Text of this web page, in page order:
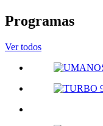
Programas
Ver todos